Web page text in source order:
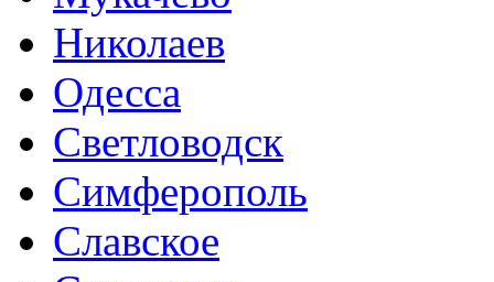
Николаев
Одесса
Светловодск
Симферополь
Славское